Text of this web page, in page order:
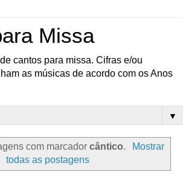
Missa
cantos para missa. Cifras e/ou
as músicas de acordo com os Anos
▼
com marcadorcântico.
Mostrar
todas as postagens